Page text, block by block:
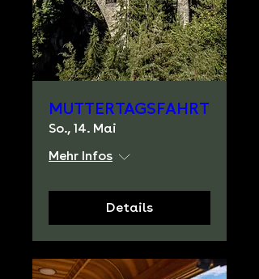
MUTTERTAGSFAHRT
So., 14. Mai
Mehr Infos
Details